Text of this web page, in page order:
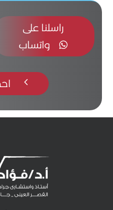
راسلنا على

4